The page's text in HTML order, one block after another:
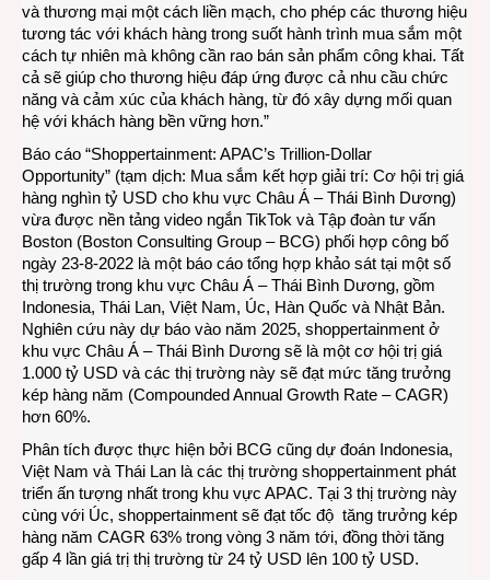
và thương mại một cách liền mạch, cho phép các thương hiệu
tương tác với khách hàng trong suốt hành trình mua sắm một
cách tự nhiên mà không cần rao bán sản phẩm công khai. Tất
cả sẽ giúp cho thương hiệu đáp ứng được cả nhu cầu chức
năng và cảm xúc của khách hàng, từ đó xây dựng mối quan
hệ với khách hàng bền vững hơn.”
Báo cáo “Shoppertainment: APAC’s Trillion-Dollar
Opportunity” (tạm dịch: Mua sắm kết hợp giải trí: Cơ hội trị giá
hàng nghìn tỷ USD cho khu vực Châu Á – Thái Bình Dương)
vừa được nền tảng video ngắn TikTok và Tập đoàn tư vấn
Boston (Boston Consulting Group – BCG) phối hợp công bố
ngày 23-8-2022 là một báo cáo tổng hợp khảo sát tại một số
thị trường trong khu vực Châu Á – Thái Bình Dương, gồm
Indonesia, Thái Lan, Việt Nam, Úc, Hàn Quốc và Nhật Bản.
Nghiên cứu này dự báo vào năm 2025, shoppertainment ở
khu vực Châu Á – Thái Bình Dương sẽ là một cơ hội trị giá
1.000 tỷ USD và các thị trường này sẽ đạt mức tăng trưởng
kép hàng năm (Compounded Annual Growth Rate – CAGR)
hơn 60%.
Phân tích được thực hiện bởi BCG cũng dự đoán Indonesia,
Việt Nam và Thái Lan là các thị trường shoppertainment phát
triển ấn tượng nhất trong khu vực APAC. Tại 3 thị trường này
cùng với Úc, shoppertainment sẽ đạt tốc độ tăng trưởng kép
hàng năm CAGR 63% trong vòng 3 năm tới, đồng thời tăng
gấp 4 lần giá trị thị trường từ 24 tỷ USD lên 100 tỷ USD.